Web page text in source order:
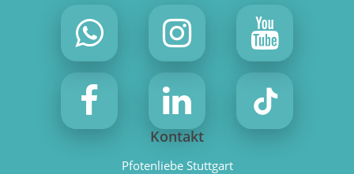
Kontakt
Pfotenliebe Stuttgart